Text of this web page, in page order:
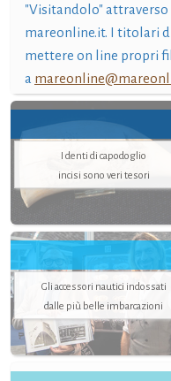
"Visitandolo"
mareonline.it. I titolari
mettere on line propri
a
I denti di capodoglio
incisi sono veri tesori
Gli accessori nautici indossati
dalle più belle imbarcazioni